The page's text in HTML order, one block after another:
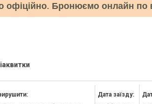
Ру
офіційно. Бронюємо онлайн по